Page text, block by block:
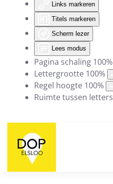
Links markeren
Titels markeren
Scherm lezer
Lees modus
Pagina schaling 100%
Lettergrootte 100%
Regel hoogte 100%
Ruimte tussen letters